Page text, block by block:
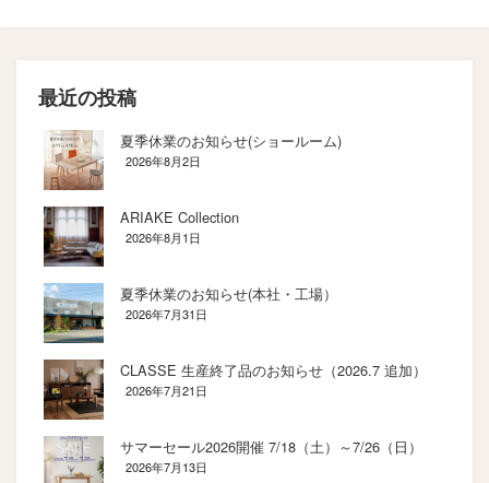
最近の投稿
夏季休業のお知らせ(ショールーム)
2026年8月2日
ARIAKE Collection
2026年8月1日
夏季休業のお知らせ(本社・工場）
2026年7月31日
CLASSE 生産終了品のお知らせ（2026.7 追加）
2026年7月21日
サマーセール2026開催 7/18（土）～7/26（日）
2026年7月13日